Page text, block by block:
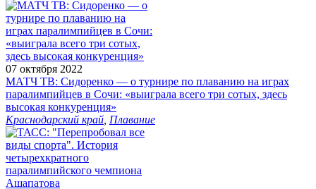
07 октября 2022
МАТЧ ТВ: Сидоренко — о турнире по плаванию на играх
паралимпийцев в Сочи: «выиграла всего три сотых, здесь
высокая конкуренция»
Краснодарский край Плавание